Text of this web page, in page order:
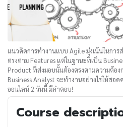
แนวคิดการทำงานแบบ Agile มุ่งเน้นในการ
ตรงตาม Features แต่ในฐานะที่เป็น
Product ที่ส่งมอบนั้นต้องตรงตามความต้อ
Business Analyst จะทำงานอย่างไรให้สอด
ออนไลน์ 2 วันนี้ มีคำตอบ!
Course